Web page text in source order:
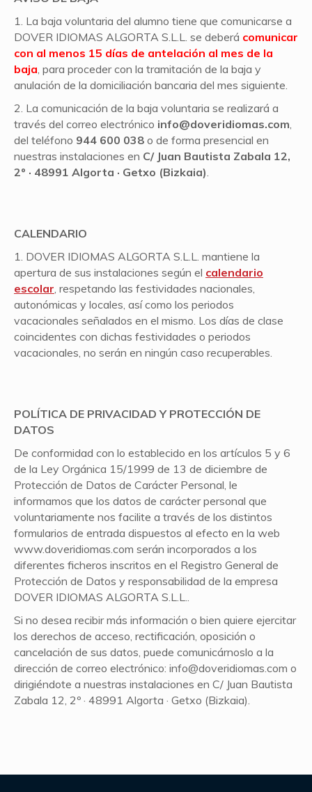
1. La baja voluntaria del alumno tiene que comunicarse a
DOVER IDIOMAS ALGORTA S.L.L. se deberá comunicar
con al menos 15 días de antelación al mes de la
baja, para proceder con la tramitación de la baja y
anulación de la domiciliación bancaria del mes siguiente.
2. La comunicación de la baja voluntaria se realizará a
través del correo electrónico info@doveridiomas.com,
del teléfono 944 600 038 o de forma presencial en
nuestras instalaciones en C/ Juan Bautista Zabala 12,
2º · 48991 Algorta · Getxo (Bizkaia).
CALENDARIO
1. DOVER IDIOMAS ALGORTA S.L.L. mantiene la
apertura de sus instalaciones según el calendario
escolar, respetando las festividades nacionales,
autonómicas y locales, así como los periodos
vacacionales señalados en el mismo. Los días de clase
coincidentes con dichas festividades o periodos
vacacionales, no serán en ningún caso recuperables.
POLÍTICA DE PRIVACIDAD Y PROTECCIÓN DE
DATOS
De conformidad con lo establecido en los artículos 5 y 6
de la Ley Orgánica 15/1999 de 13 de diciembre de
Protección de Datos de Carácter Personal, le
informamos que los datos de carácter personal que
voluntariamente nos facilite a través de los distintos
formularios de entrada dispuestos al efecto en la web
www.doveridiomas.com serán incorporados a los
diferentes ficheros inscritos en el Registro General de
Protección de Datos y responsabilidad de la empresa
DOVER IDIOMAS ALGORTA S.L.L..
Si no desea recibir más información o bien quiere ejercitar
los derechos de acceso, rectificación, oposición o
cancelación de sus datos, puede comunicárnoslo a la
dirección de correo electrónico: info@doveridiomas.com o
dirigiéndote a nuestras instalaciones en C/ Juan Bautista
Zabala 12, 2º · 48991 Algorta · Getxo (Bizkaia).